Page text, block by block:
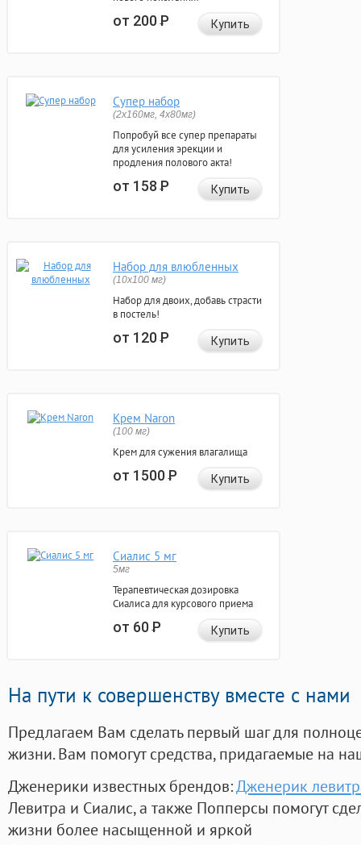
от 200Р Купить
Супер набор
(2х160мг, 4х80мг)
Попробуй все супер препараты
для усиления эрекции и
продления полового акта!
от 158Р Купить
Набор для влюбленных
(10х100 мг)
Набор для двоих, добавь страсти
в постель!
от 120Р Купить
Крем Naron
(100 мг)
Крем для сужения влагалища
от 1500Р Купить
Сиалис 5 мг
5мг
Терапевтическая дозировка
Сиалиса для курсового приема
от 60Р Купить
На пути к совершенству вместе с нами
Предлагаем Вам сделать первый шаг для
жизни. Вам помогут средства, придагаемые на
Дженерики известных брендов:Дженерик
Левитра и Сиалис, а также Попперсы помогут
жизни более насыщенной и яркой